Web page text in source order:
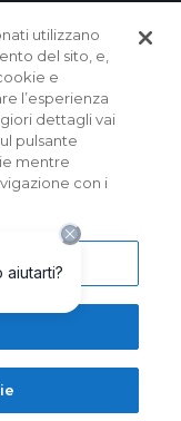
Lazio.
Azioni | Sede
delle Fosse
Capogruppo del
| Albo dei Gruppi
sono a scopo
informazioni
assicurative sono
servizi e nei fogli
Popolare del Lazio.
utilizzano
del sito, e,
e
l’esperienza
dettagli vai
pulsante
mentre
con i